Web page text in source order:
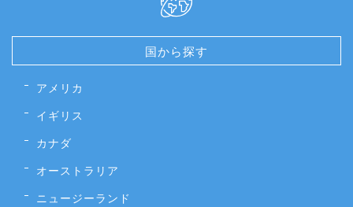
国から探す
アメリカ
イギリス
カナダ
オーストラリア
ニュージーランド